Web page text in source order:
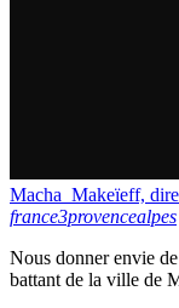
Macha_Makeïeff,
france3provencealpes
Nous donner envie
battant de la ville de